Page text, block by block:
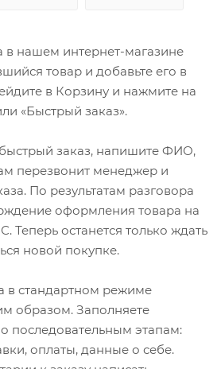
в нашем интернет-магазине
товар и добавьте его в
в Корзину и нажмите на
«Быстрый заказ».
заказ, напишите ФИО,
перезвонит менеджер и
По результатам разговора
оформления товара на
Теперь останется только ждать
новой покупке.
в стандартном режиме
образом. Заполняете
последовательным этапам:
оплаты, данные о себе.